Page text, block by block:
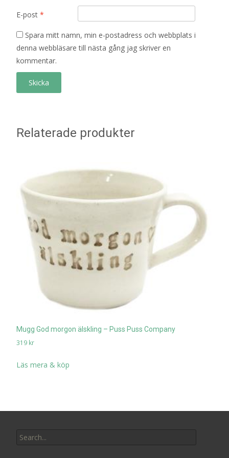
E-post *
Spara mitt namn, min e-postadress och webbplats i
denna webbläsare till nästa gång jag skriver en
kommentar.
Relaterade produkter
Mugg God morgon älskling – Puss Puss Company
319 kr
Läs mera & köp
for: